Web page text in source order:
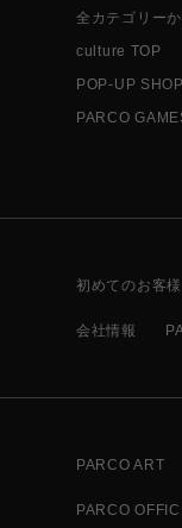
全カテゴリー
culture TOP
POP-UP
PARCO
初めてのお客
会社情報
PARCO ART
PARCO